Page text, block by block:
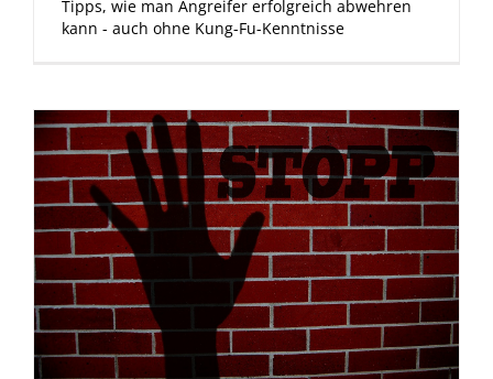
Tipps, wie man Angreifer erfolgreich abwehren
kann - auch ohne Kung-Fu-Kenntnisse